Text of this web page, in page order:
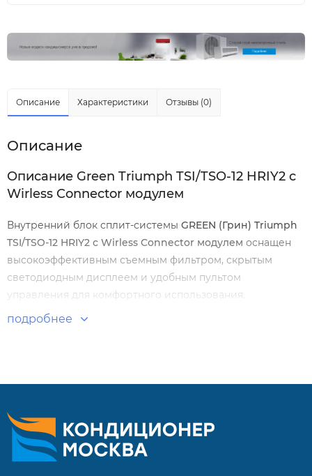
Описание Характеристики Отзывы (0)
Описание
Описание Green Triumph TSI/TSO-12 HRIY2 с
Wirless Connector модулем
Внутренний блок сплит-системы GREEN (Грин) Triumph
TSI/TSO-12 HRIY2 с Wirless Connector модулем оснащен
высокоэффективным съемным фильтром, скрытым
светодиодным дисплеем и удобным пультом
управления для комфортного использования.
Пятиступенчатый вентилятор с особо
(HEAT), Охлаждение (COOL), Вентиляция (FAN) без
понижения температуры в помещении с заданной
интенсивностью или в автоматическом режиме
подробнее